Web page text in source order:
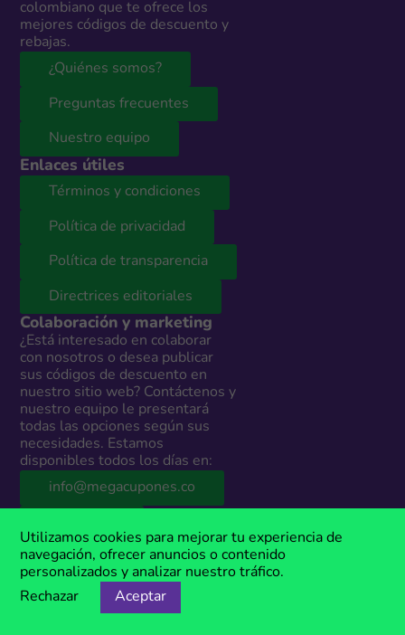
colombiano que te ofrece los
mejores códigos de descuento y
rebajas.
¿Quiénes somos?
Preguntas frecuentes
Nuestro equipo
Enlaces útiles
Términos y condiciones
Política de privacidad
Política de transparencia
Directrices editoriales
Colaboración y marketing
¿Está interesado en colaborar
con nosotros o desea publicar
sus códigos de descuento en
nuestro sitio web? Contáctenos y
nuestro equipo le presentará
todas las opciones según sus
necesidades. Estamos
disponibles todos los días en:
info@megacupones.co
© 2026 MegaCupones® Colombia
Este sitio web contiene enlaces de afiliados a productos y servicios de
terceros. Si realizas una compra a través de estos enlaces, podemos
recibir una comisión sin costo adicional para ti. MegaCupones® es una
marca registrada, propiedad de Anima Media.
Utilizamos cookies para mejorar tu experiencia de
navegación, ofrecer anuncios o contenido
personalizados y analizar nuestro tráfico.
Rechazar
Aceptar